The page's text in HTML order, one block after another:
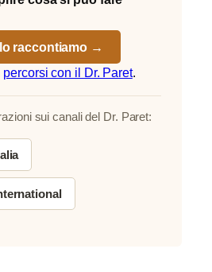
raccontiamo →
percorsi con il Dr. Paret.
sui canali del Dr. Paret: